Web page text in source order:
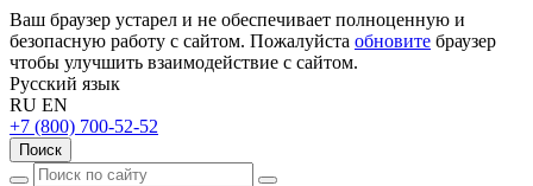
Ваш браузер устарел и не обеспечивает полноценную и
безопасную работу с сайтом. Пожалуйста обновите браузер
чтобы улучшить взаимодействие с сайтом.
Русский язык
RU EN
+7 (800) 700-52-52
Поиск